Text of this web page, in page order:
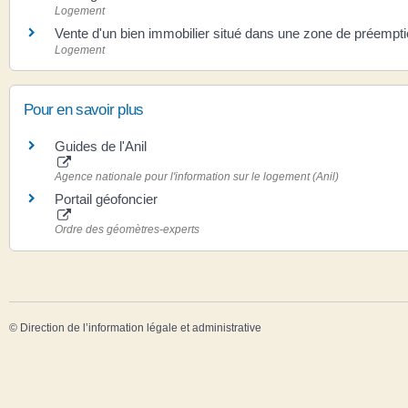
Logement
Vente d'un bien immobilier situé dans une zone de
Logement
Pour en savoir plus
Guides de l'Anil
Agence nationale pour l'information sur le logement (Anil)
Portail géofoncier
Ordre des géomètres-experts
© Direction de l’information légale et administrative